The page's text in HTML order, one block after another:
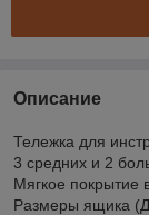
Описание
Тележка для
3 средних и 2
Мягкое покрытие
Размеры ящика